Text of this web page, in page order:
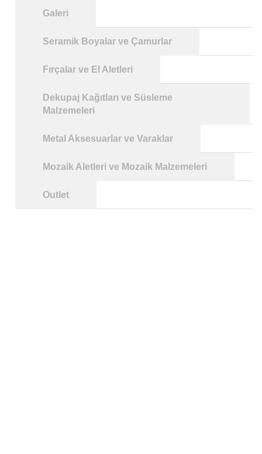
Galeri
Seramik Boyalar ve Çamurlar
Fırçalar ve El Aletleri
Dekupaj Kağıtları ve Süsleme
Malzemeleri
Metal Aksesuarlar ve Varaklar
Mozaik Aletleri ve Mozaik Malzemeleri
Outlet